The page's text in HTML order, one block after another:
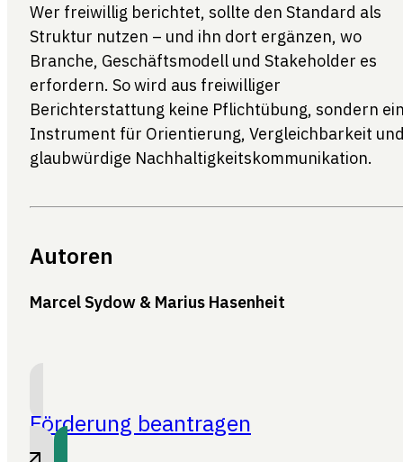
Wer freiwillig berichtet, sollte den Standard als
Struktur nutzen – und ihn dort ergänzen, wo
Branche, Geschäftsmodell und Stakeholder es
erfordern. So wird aus freiwilliger
Berichterstattung keine Pflichtübung, sondern
Instrument für Orientierung, Vergleichbarkeit
glaubwürdige Nachhaltigkeitskommunikation.
Autoren
Marcel Sydow & Marius Hasenheit
Förderung beantragen